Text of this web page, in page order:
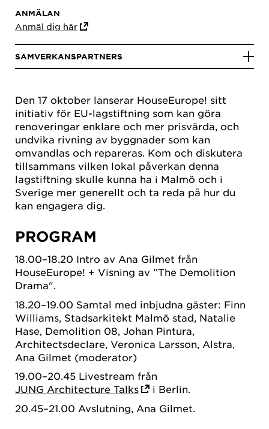
Den 17 oktober lanserar HouseEurope! sitt
initiativ för EU-lagstiftning som kan göra
renoveringar enklare och mer prisvärda, och
undvika rivning av byggnader som kan
omvandlas och repareras. Kom och diskutera
tillsammans vilken lokal påverkan denna
lagstiftning skulle kunna ha i Malmö och i
Sverige mer generellt och ta reda på hur du
kan engagera dig.
PROGRAM
18.00–18.20 Intro av Ana Gilmet från
HouseEurope! + Visning av ”The Demolition
Drama".
18.20–19.00 Samtal med inbjudna gäster: Finn
Williams, Stadsarkitekt Malmö stad, Natalie
Hase, Demolition 08, Johan Pintura,
Architectsdeclare, Veronica Larsson, Alstra,
Ana Gilmet (moderator)
19.00–20.45 Livestream från
JUNG Architecture Talks
i Berlin.
20.45–21.00 Avslutning, Ana Gilmet.
ANMÄLAN
Anmäl dig här
SAMVERKANSPARTNERS